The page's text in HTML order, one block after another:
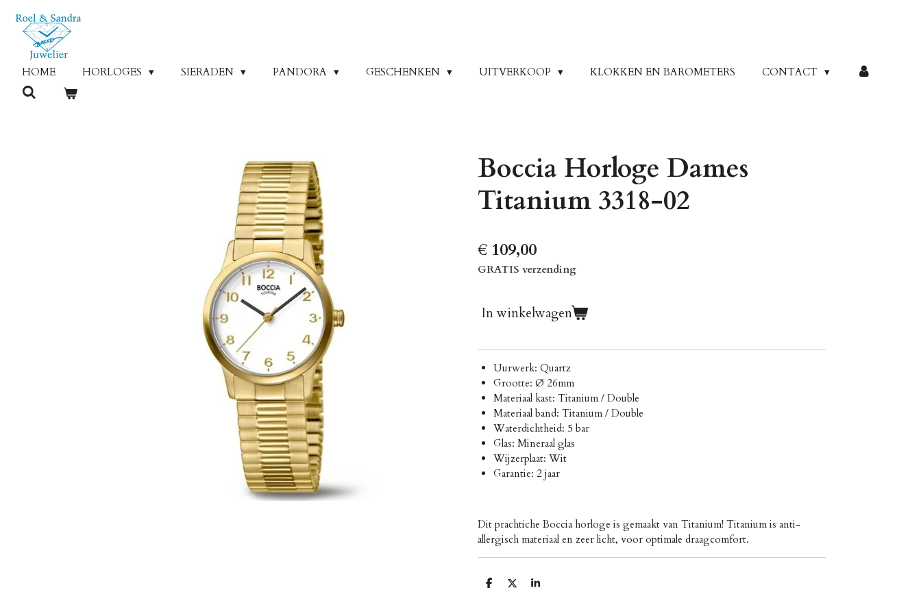
Ga
direct
hoofdinhoud
HOME HORLOGES SIERADEN PANDORA GESCHENKEN UITVERKOOP KLOKKEN EN BAROMETERS CONTACT
Boccia Horloge Dames
Titanium 3318-02
€ 109,00
GRATIS verzending
In winkelwagen
Uurwerk: Quartz
Grootte: Ø 26mm
Materiaal kast: Titanium / Double
Materiaal band: Titanium / Double
Waterdichtheid: 5 bar
Glas: Mineraal glas
Wijzerplaat: Wit
Garantie: 2 jaar
Dit prachtiche Boccia horloge is gemaakt van Titanium! Titanium is anti-
allergisch materiaal en zeer licht, voor optimale draagcomfort.
D
D
S